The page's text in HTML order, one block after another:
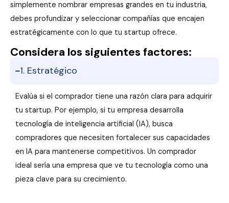
simplemente nombrar empresas grandes en tu industria,
debes profundizar y seleccionar compañías que encajen
estratégicamente con lo que tu startup ofrece.
Considera los siguientes factores:
1. Estratégico
Evalúa si el comprador tiene una razón clara para adquirir
tu startup. Por ejemplo, si tu empresa desarrolla
tecnología de inteligencia artificial (IA), busca
compradores que necesiten fortalecer sus capacidades
en IA para mantenerse competitivos. Un comprador
ideal sería una empresa que ve tu tecnología como una
pieza clave para su crecimiento.